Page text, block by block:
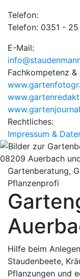
Telefon:
Telefon: 0351 -
E-Mail:
Fachkompetenz &
Rechtliches:
Impressum &
Gartenberatung,
Pflanzenprofi
Hilfe beim
Staudenbeete,
Pflanzungen und